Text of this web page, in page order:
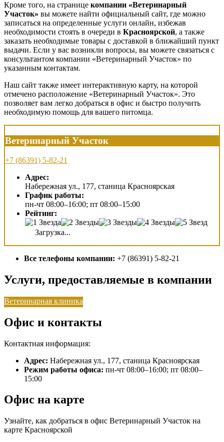
Кроме того, на странице компании «Ветеринарный
Участок» вы можете найти официальный сайт, где можно
записаться на определенные услуги онлайн, избежав
необходимости стоять в очереди в Красноярской, а также
заказать необходимые товары с доставкой в ближайший пункт
выдачи. Если у вас возникли вопросы, вы можете связаться с
консультантом компании «Ветеринарный Участок» по
указанным контактам.
Наш сайт также имеет интерактивную карту, на которой
отмечено расположение «Ветеринарный Участок». Это
позволяет вам легко добраться в офис и быстро получить
необходимую помощь для вашего питомца.
Ветеринарный Участок
+7 (86391) 5-82-21
Адрес:
Набережная ул., 177, станица Красноярская
График работы:
пн-чт 08:00–16:00; пт 08:00–15:00
Рейтинг:
Загрузка...
Все телефоны компании: +7 (86391) 5-82-21
Услуги, предоставляемые в компании
Ветеринарная клиника
Офис и контакты
Контактная информация:
Адрес: Набережная ул., 177, станица Красноярская
Режим работы офиса: пн-чт 08:00–16:00; пт 08:00–
15:00
Офис на карте
Узнайте, как добраться в офис Ветеринарный Участок на
карте Красноярской